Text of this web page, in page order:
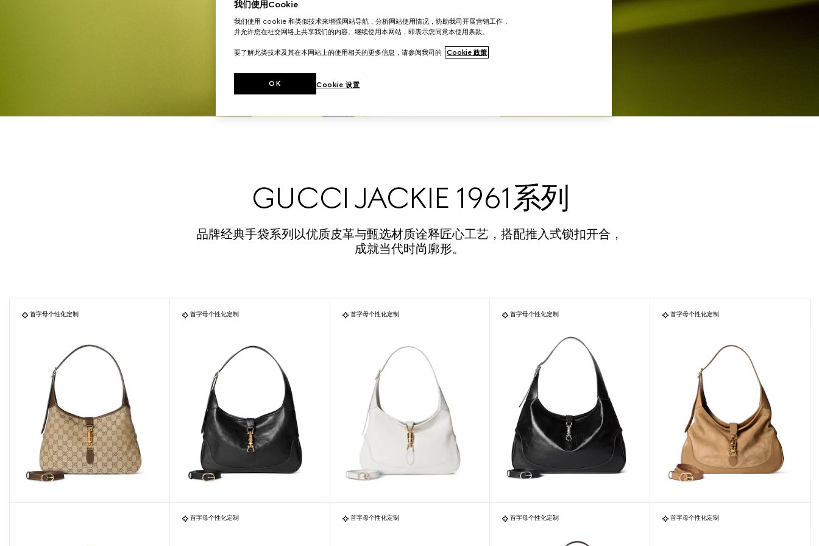
GUCCI JACKIE 1961系列
品牌经典手袋系列以优质皮革与甄选材质诠释匠心工艺，搭配推入式锁扣开合，
成就当代时尚廓形。
首字母个性化定制 首字母个性化定制 首字母个性化定制 首字母个性化定制 首字母个性化定制
首字母个性化定制 首字母个性化定制 首字母个性化定制 首字母个性化定制
我们使用Cookie
我们使用 cookie 和类似技术来增强网站导航，分析网站使用情况，协助我司开展营销工作，
并允许您在社交网络上共享我们的内容。继续使用本网站，即表示您同意本使用条款。
要了解此类技术及其在本网站上的使用相关的更多信息，请参阅我司的 Cookie 政策
Cookie 设置
OK